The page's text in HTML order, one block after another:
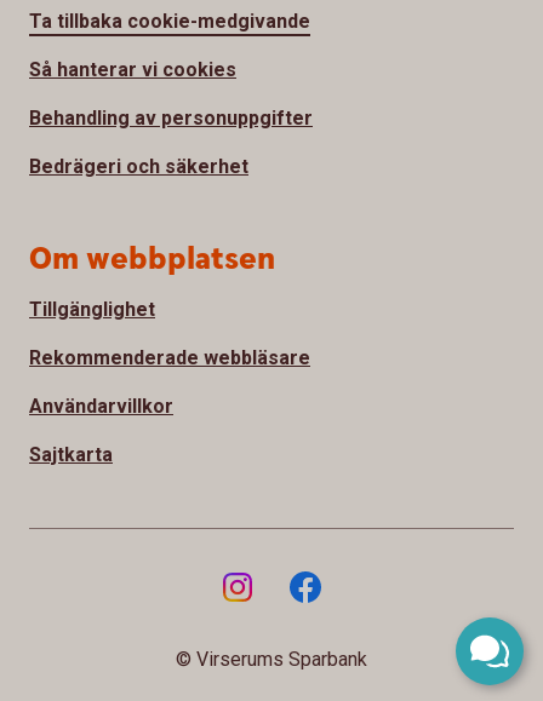
Ta tillbaka cookie-medgivande
Så hanterar vi cookies
Behandling av personuppgifter
Bedrägeri och säkerhet
Om webbplatsen
Tillgänglighet
Rekommenderade webbläsare
Användarvillkor
Sajtkarta
© Virserums Sparbank